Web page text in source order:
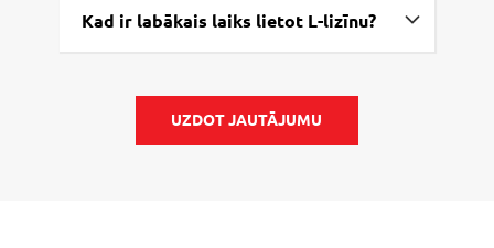
Kad ir labākais laiks lietot L-lizīnu?
UZDOT JAUTĀJUMU